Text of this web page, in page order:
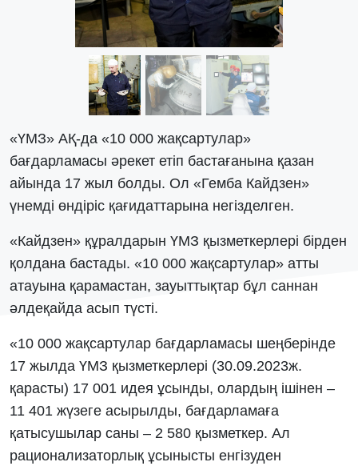
«ҮМЗ» АҚ-да «10 000 жақсартулар»
бағдарламасы әрекет етіп бастағанына қазан
айында 17 жыл болды. Ол «Гемба Кайдзен»
үнемді өндіріс қағидаттарына негізделген.
«Кайдзен» құралдарын ҮМЗ қызметкерлері бірден
қолдана бастады. «10 000 жақсартулар» атты
атауына қарамастан, зауыттықтар бұл саннан
әлдеқайда асып түсті.
«10 000 жақсартулар бағдарламасы шеңберінде
17 жылда ҮМЗ қызметкерлері (30.09.2023ж.
қарасты) 17 001 идея ұсынды, олардың ішінен –
11 401 жүзеге асырылды, бағдарламаға
қатысушылар саны – 2 580 қызметкер. Ал
рационализаторлық ұсынысты енгізуден